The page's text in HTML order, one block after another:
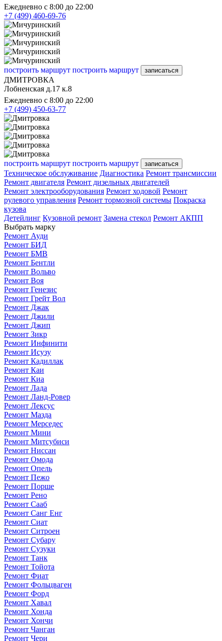
Ежедневно с 8:00 до 22:00
+7 (499) 460-69-76
построить маршрут построить маршрут записаться
ДМИТРОВКА
Лобненская д.17 к.8
Ежедневно с 8:00 до 22:00
+7 (499) 450-63-77
построить маршрут построить маршрут записаться
Техническое обслуживание Диагностика Ремонт трансмиссии
Ремонт двигателя Ремонт дизельных двигателей
Ремонт электрооборудования Ремонт ходовой Ремонт
рулевого управления Ремонт тормозной системы Покраска
кузова
Детейлинг Кузовной ремонт Замена стекол Ремонт АКПП
Выбрать марку
Ремонт Ауди
Ремонт БИД
Ремонт БМВ
Ремонт Бентли
Ремонт Вольво
Ремонт Воя
Ремонт Генезис
Ремонт Грейт Вол
Ремонт Джак
Ремонт Джили
Ремонт Джип
Ремонт Зикр
Ремонт Инфинити
Ремонт Исузу
Ремонт Кадиллак
Ремонт Каи
Ремонт Киа
Ремонт Лада
Ремонт Ланд-Ровер
Ремонт Лексус
Ремонт Мазда
Ремонт Мерседес
Ремонт Мини
Ремонт Митсубиси
Ремонт Ниссан
Ремонт Омода
Ремонт Опель
Ремонт Пежо
Ремонт Порше
Ремонт Рено
Ремонт Сааб
Ремонт Санг Енг
Ремонт Сиат
Ремонт Ситроен
Ремонт Субару
Ремонт Сузуки
Ремонт Танк
Ремонт Тойота
Ремонт Фиат
Ремонт Фольцваген
Ремонт Форд
Ремонт Хавал
Ремонт Хонда
Ремонт Хончи
Ремонт Чанган
Ремонт Чери